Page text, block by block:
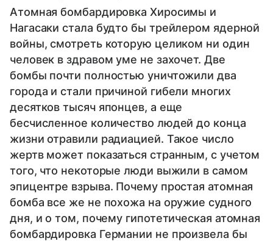
Атомная бомбардировка Хиросимы и
Нагасаки стала будто бы трейлером ядерной
войны, смотреть которую целиком ни один
человек в здравом уме не захочет. Две
бомбы почти полностью уничтожили два
города и стали причиной гибели многих
десятков тысяч японцев, а еще
бесчисленное количество людей до конца
жизни отравили радиацией. Такое число
жертв может показаться странным, с учетом
того, что некоторые люди выжили в самом
эпицентре взрыва. Почему простая атомная
бомба все же не похожа на оружие судного
дня, и о том, почему гипотетическая атомная
бомбардировка Германии не произвела бы